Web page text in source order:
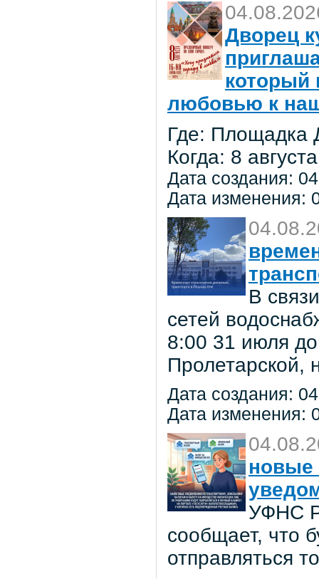
Дворец
который
любовью к
Где: Площадка
Когда: 8
Дата создания:
Дата изменения:
В
сетей
8:00 31 июля
Пролетарской,
Дата создания:
Дата изменения:
новые
УФНС
сообщает, что
отправляться